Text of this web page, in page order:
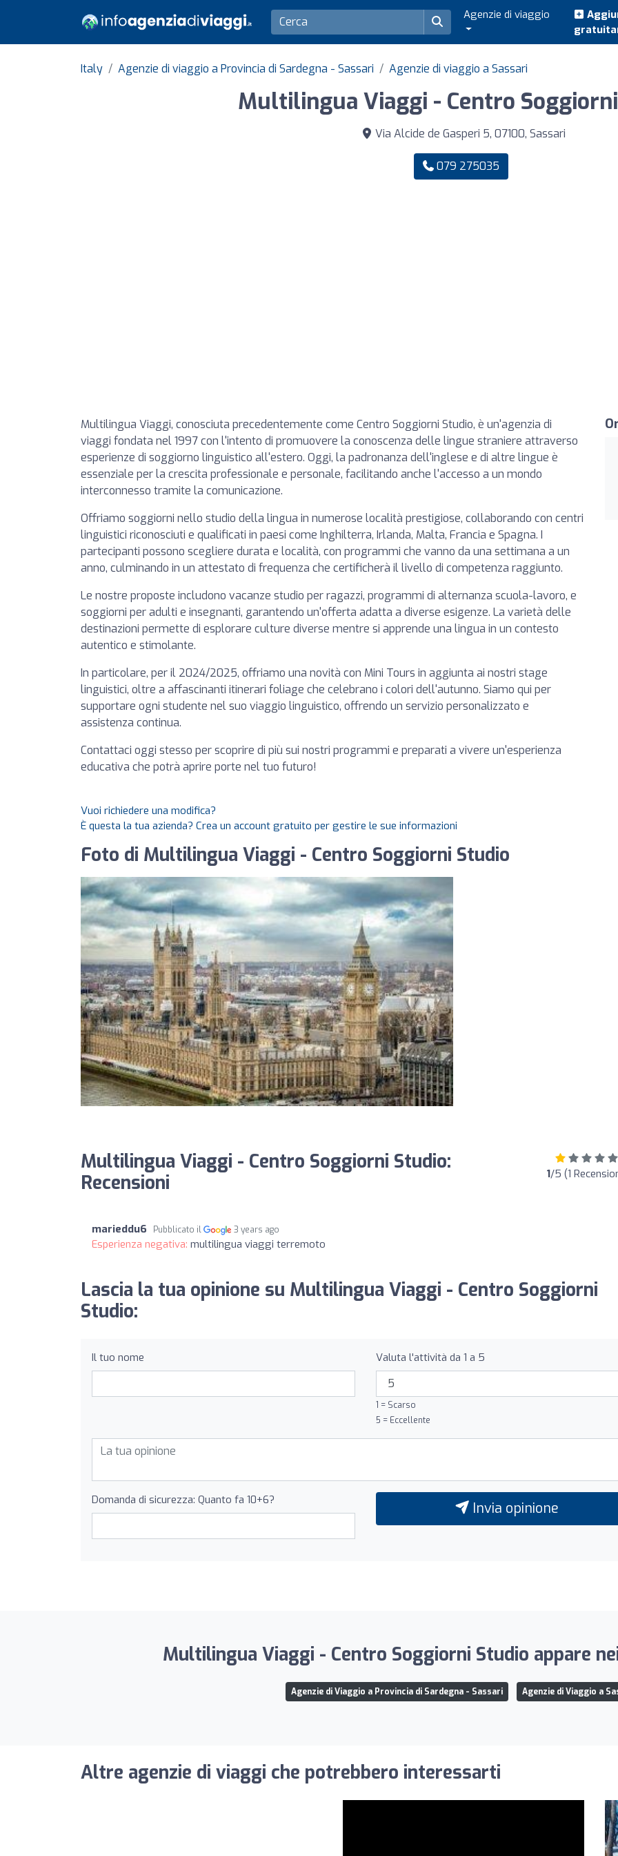
Agenzie di viaggio
Italy Agenzie di viaggio a Provincia di Sardegna - Sassari Agenzie di viaggio a Sassari
Multilingua Viaggi - Centro
Via Alcide de Gasperi 5, 07100, Sassari
079 275035
Multilingua Viaggi, conosciuta precedentemente come Centro Soggiorni Studio, è un'agenzia di
viaggi fondata nel 1997 con l'intento di promuovere la conoscenza delle lingue straniere attraverso
esperienze di soggiorno linguistico all'estero. Oggi, la padronanza dell'inglese e di altre lingue è
essenziale per la crescita professionale e personale, facilitando anche l'accesso a un mondo
interconnesso tramite la comunicazione.
Offriamo soggiorni nello studio della lingua in numerose località prestigiose, collaborando con centri
linguistici riconosciuti e qualificati in paesi come Inghilterra, Irlanda, Malta, Francia e Spagna. I
partecipanti possono scegliere durata e località, con programmi che vanno da una settimana a un
anno, culminando in un attestato di frequenza che certificherà il livello di competenza raggiunto.
Le nostre proposte includono vacanze studio per ragazzi, programmi di alternanza scuola-lavoro, e
soggiorni per adulti e insegnanti, garantendo un'offerta adatta a diverse esigenze. La varietà delle
destinazioni permette di esplorare culture diverse mentre si apprende una lingua in un contesto
autentico e stimolante.
In particolare, per il 2024/2025, offriamo una novità con Mini Tours in aggiunta ai nostri stage
linguistici, oltre a affascinanti itinerari foliage che celebrano i colori dell'autunno. Siamo qui per
supportare ogni studente nel suo viaggio linguistico, offrendo un servizio personalizzato e
assistenza continua.
Contattaci oggi stesso per scoprire di più sui nostri programmi e preparati a vivere un'esperienza
educativa che potrà aprire porte nel tuo futuro!
Vuoi richiedere una modifica?
È questa la tua azienda? Crea un account gratuito per gestire le sue informazioni
Foto di Multilingua Viaggi - Centro Soggiorni Studio
Multilingua Viaggi - Centro Soggiorni Studio:
Recensioni
1/5 (1
marieddu6 Pubblicato il 3 years ago
Esperienza negativa: multilingua viaggi terremoto
Lascia la tua opinione su Multilingua Viaggi - Centro Soggiorni
Studio:
Il tuo nome Valuta l'attività da 1 a 5
1 = Scarso
5 = Eccellente
Domanda di sicurezza: Quanto fa 10+6? Invia opinione
Multilingua Viaggi - Centro Soggiorni Studio appare
Agenzie di Viaggio a Provincia di Sardegna - Sassari Agenzie di Viaggio a
Altre agenzie di viaggi che potrebbero interessarti